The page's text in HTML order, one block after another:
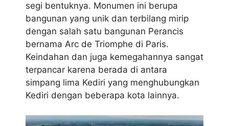
segi bentuknya. Monumen ini berupa
bangunan yang unik dan terbilang mirip
dengan salah satu bangunan Perancis
bernama Arc de Triomphe di Paris.
Keindahan dan juga kemegahannya sangat
terpancar karena berada di antara
simpang lima Kediri yang menghubungkan
Kediri dengan beberapa kota lainnya.